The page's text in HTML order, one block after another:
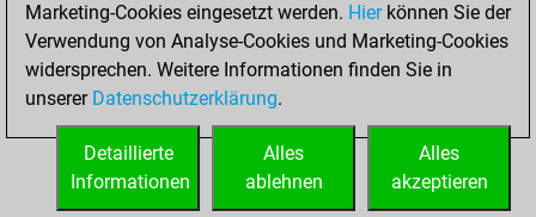
Türme auf der siebten
0
STARTSEITE
Marketing-Cookies eingesetzt werden. Hierkönnen Sie der
Verwendung von Analyse-Cookies und Marketing-Cookies
widersprechen. Weitere Informationen finden Sie in
unserer Datenschutzerklärung.
Alles
akzeptieren
Alles
ablehnen
Detaillierte
Informationen